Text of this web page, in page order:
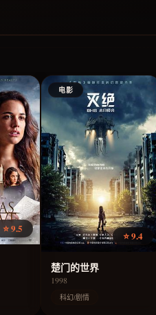
⭐ 9.5
电影
⭐ 9.4
楚门的世界
1998
科幻/剧情